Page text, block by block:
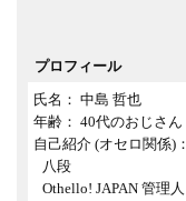
プロフィール
氏名： 中島 哲也
年齢： 40代のおじさん
自己紹介 (オセロ関係)：
八段
Othello! JAPAN 管理人